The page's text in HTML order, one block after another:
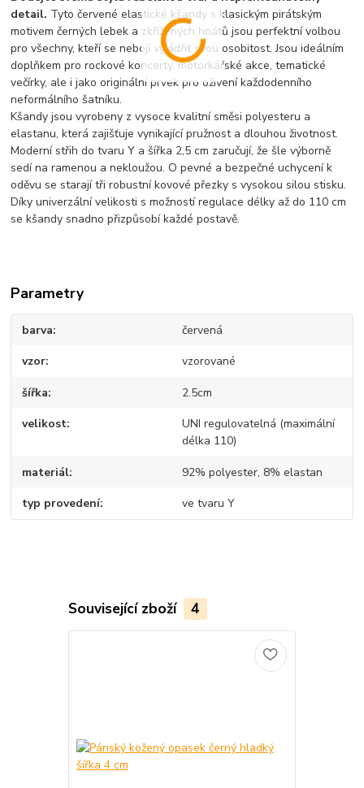
detail. Tyto červené elastické kšandy s klasickým pirátským
motivem černých lebek a zkřížených hnátů jsou perfektní volbou
pro všechny, kteří se nebojí vyjádřit svou osobitost. Jsou ideálním
doplňkem pro rockové koncerty, motorkářské akce, tematické
večírky, ale i jako originální prvek pro oživení každodenního
neformálního šatníku.
Kšandy jsou vyrobeny z vysoce kvalitní směsi polyesteru a
elastanu, která zajišťuje vynikající pružnost a dlouhou životnost.
Moderní střih do tvaru Y a šířka 2,5 cm zaručují, že šle výborně
sedí na ramenou a nekloužou. O pevné a bezpečné uchycení k
oděvu se starají tři robustní kovové přezky s vysokou silou stisku.
Díky univerzální velikosti s možností regulace délky až do 110 cm
se kšandy snadno přizpůsobí každé postavě.
Parametry
barva červená
vzor vzorované
šířka 2.5cm
velikost
UNI regulovatelná (maximální
délka 110)
materiál 92% polyester, 8% elastan
typ provedení ve tvaru Y
Související zboží 4